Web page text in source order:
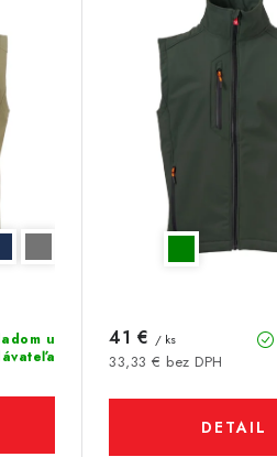
u
33,33 € bez DPH
41 € / ks
DETAIL